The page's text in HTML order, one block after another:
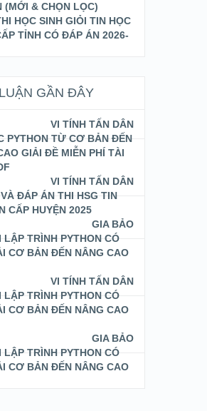
(MỚI & CHỌN LỌC)
HỌC SINH GIỎI TIN HỌC
TỈNH CÓ ĐÁP ÁN 2026-
GẦN ĐÂY
VI TÍNH TẤN DÂN
PYTHON TỪ CƠ BẢN ĐẾN
GIẢI ĐỀ MIỄN PHÍ TÀI
VI TÍNH TẤN DÂN
ĐÁP ÁN THI HSG TIN
CẤP HUYỆN 2025
GIA BẢO
LẬP TRÌNH PYTHON CÓ
CƠ BẢN ĐẾN NÂNG CAO
VI TÍNH TẤN DÂN
LẬP TRÌNH PYTHON CÓ
CƠ BẢN ĐẾN NÂNG CAO
GIA BẢO
LẬP TRÌNH PYTHON CÓ
CƠ BẢN ĐẾN NÂNG CAO